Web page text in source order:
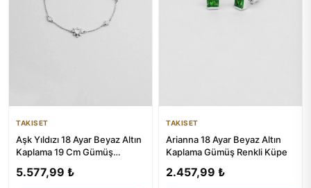
TAKISET
Aşk Yıldızı 18 Ayar Beyaz Altın
Kaplama 19 Cm Gümüş
5.577,99 ₺
TAKISET
Arianna 18 Ayar Beyaz Altın
Kaplama Gümüş Renkli Küpe
2.457,99 ₺